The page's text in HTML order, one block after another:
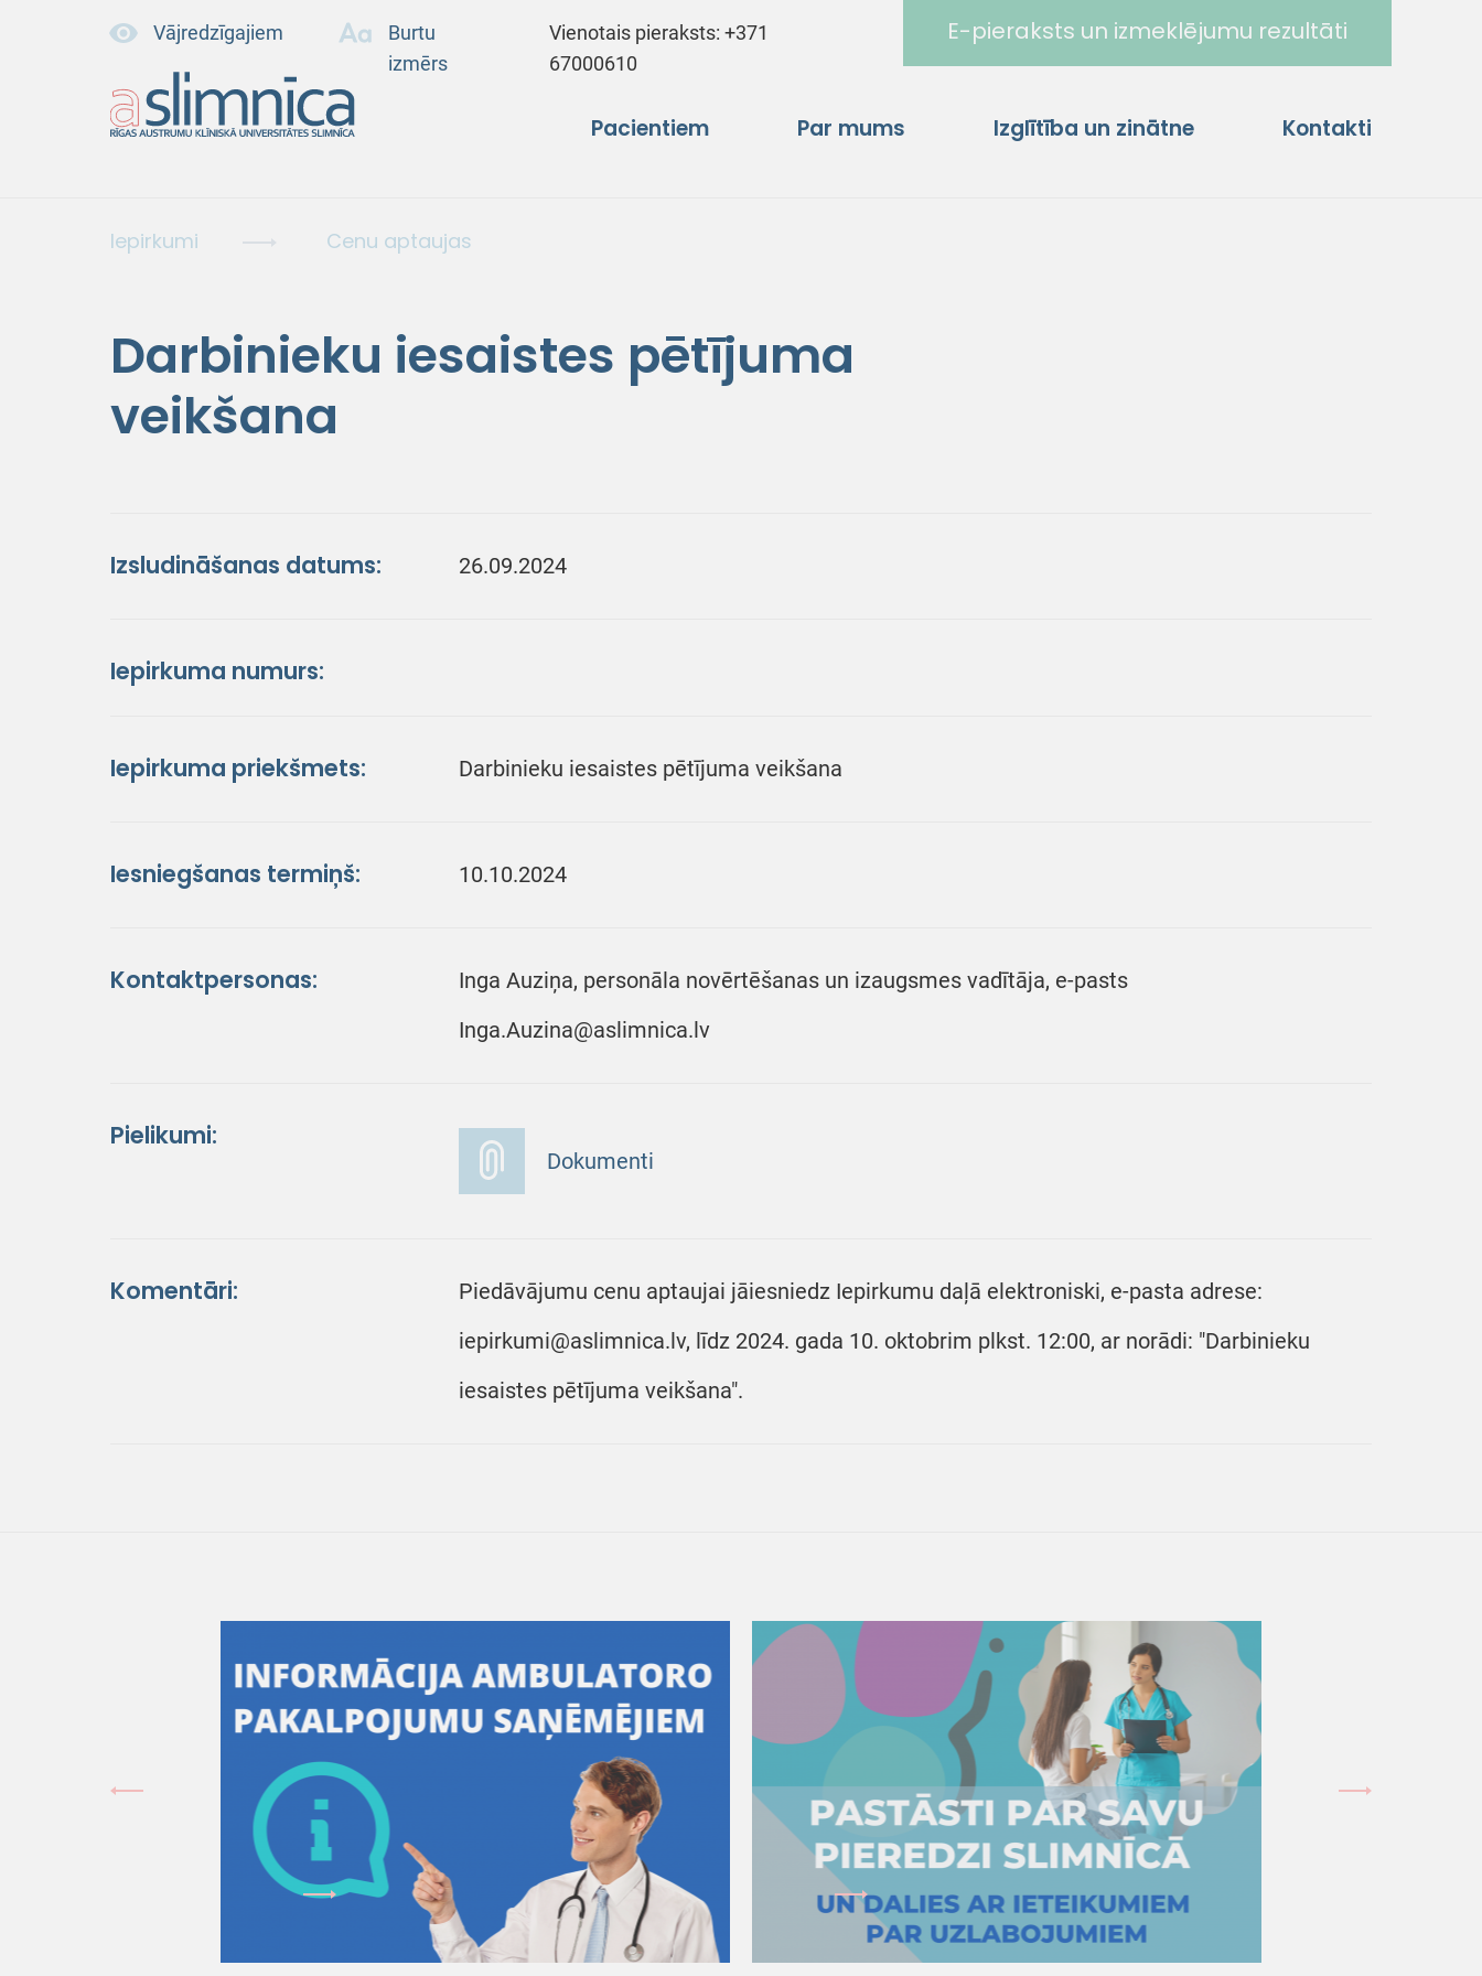
Vājredzīgajiem
Burtu
izmērs
Vienotais pieraksts:+371
67000610
E-pieraksts un izmeklējumu rezultāti
Pacientiem Par mums Izglītība un zinātne Kontakti
Iepirkumi Cenu aptaujas
Darbinieku iesaistes pētījuma
veikšana
Izsludināšanas datums: 26.09.2024
Iepirkuma numurs:
Iepirkuma priekšmets: Darbinieku iesaistes pētījuma veikšana
Iesniegšanas termiņš: 10.10.2024
Kontaktpersonas:
Inga Auziņa, personāla novērtēšanas un izaugsmes vadītāja, e-pasts
Inga.Auzina@aslimnica.lv
Pielikumi:
Dokumenti
Komentāri:
Piedāvājumu cenu aptaujai jāiesniedz Iepirkumu daļā elektroniski, e-pasta adrese:
iepirkumi@aslimnica.lv, līdz 2024. gada 10. oktobrim plkst. 12:00, ar norādi: "Darbinieku
iesaistes pētījuma veikšana".